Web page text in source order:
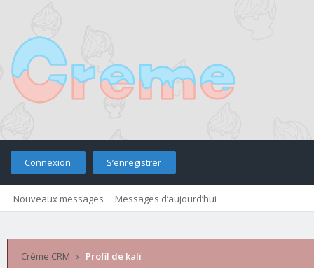
Connexion S’enregistrer
Nouveaux messages Messages d’aujourd’hui
Crème CRM › Profil de kali